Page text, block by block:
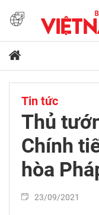
Tin tức
Thủ
Chính
hòa
23/09/2021